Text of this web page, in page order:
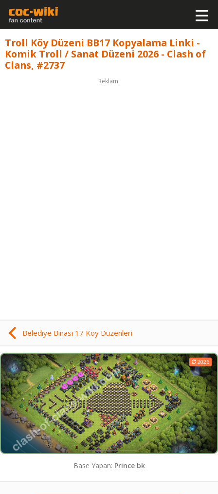
Troll Köy Düzeni BB17 Kopyalama Linki -
Komik Troll / Sanat Düzeni 2026 - Clash of
Clans, #2737
Reklam:
Belediye Binası 17 Köy Düzenleri
2026
Base Yapan: Prince bk